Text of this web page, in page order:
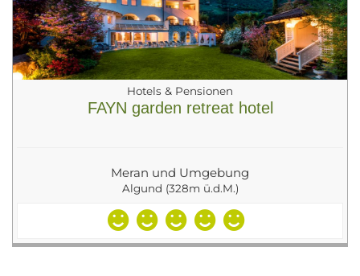
Hotels & Pensionen
FAYN garden retreat hotel
Meran und Umgebung
Algund (328m ü.d.M.)